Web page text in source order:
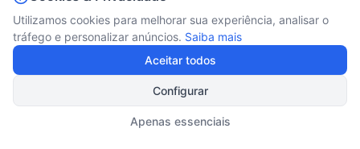
Fornecedores
Prova & Certificado
os alunos devem realizar uma prova de avaliação com
Utilizamos cookies para melhorar sua experiência, analisar o
tráfego e personalizar anúncios. Saiba mais
Aceitar todos
Configurar
Apenas essenciais